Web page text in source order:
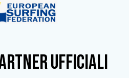
partner ufficiali